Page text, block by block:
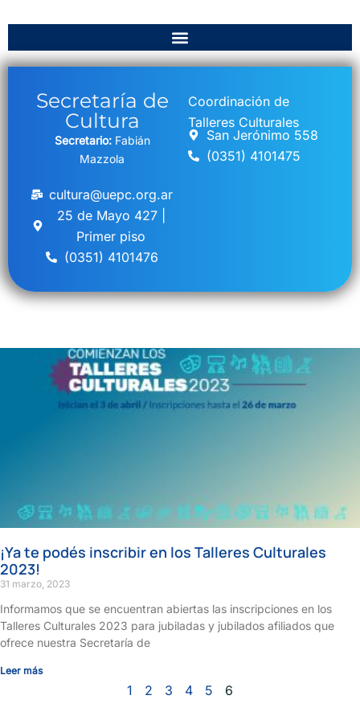
Secretaría de
Cultura
Secretario:Fabián
Mazzola
cultura@uepc.org.ar
25 de Mayo 427 |
Primer piso
(0351) 4101476
Coordinación de
Talleres Culturales
San Jerónimo 558
(0351) 4101475
¡Ya te podés inscribir en los Talleres Culturales
2023!
31 marzo, 2023
Informamos que se encuentran abiertas las inscripciones en los
Talleres Culturales 2023 para jubiladas y jubilados afiliados que
ofrece nuestra Secretaría de
Leer más
1 2 3 4 5 6